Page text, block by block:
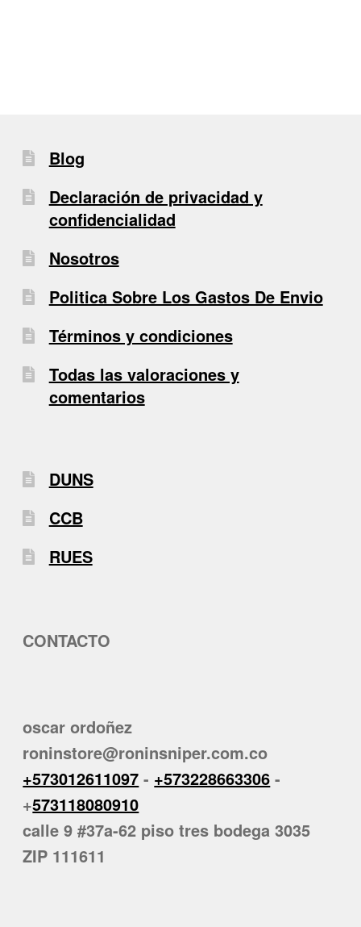
Blog
Declaración de privacidad y
confidencialidad
Nosotros
Politica Sobre Los Gastos De Envio
Términos y condiciones
Todas las valoraciones y
comentarios
DUNS
CCB
RUES
CONTACTO
oscar ordoñez
roninstore@roninsniper.com.co
+573012611097 - +573228663306 -
+573118080910
calle 9 #37a-62 piso tres bodega 3035
ZIP 111611